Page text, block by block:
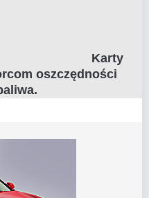
Karty
oszczędności